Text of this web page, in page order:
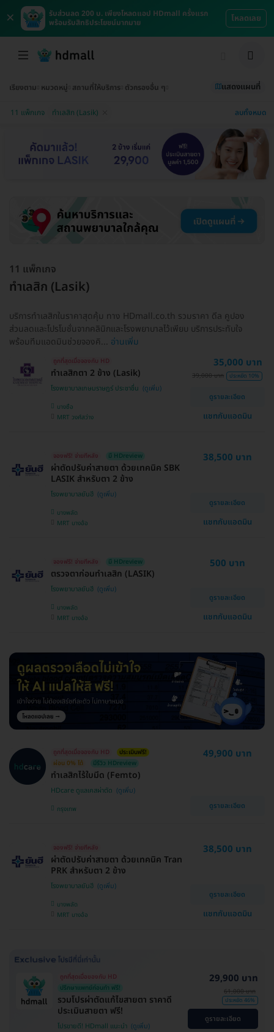
×
รับส่วนลด 200 บ. เพียงโหลดแอป HDmall ครั้งแรก
พร้อมรับสิทธิประโยชน์มากมาย
โหลดเลย
เรียงตาม หมวดหมู่ สถานที่ให้บริการ ตัวกรองอื่น ๆ แสดงแผนที่
11 แพ็กเกจ ทำเลสิก (Lasik) ลบทั้งหมด
11 แพ็กเกจ
ทำเลสิก (Lasik)
บริการทำเลสิกในราคาสุดคุ้ม ทาง HDmall.co.th รวมราคา ดีล คูปอง
ส่วนลดและโปรโมชั่นจากคลินิกและโรงพยาบาลไว้เพียบ บริการประทับใจ
พร้อมทีมแอดมินช่วยจองคิ... อ่านเพิ่ม
ถูกที่สุดเมื่อจองกับ HD
ทำเลสิกตา 2 ข้าง (Lasik)
โรงพยาบาลเกษมราษฎร์ ประชาชื่น
บางซื่อ
MRT วงศ์สว่าง
35,000 บาท
39,000 บาท ประหยัด 10%
ดูรายละเอียด
แชทกับแอดมิน
จองฟรี! จ่ายทีหลัง มี HDreview
ผ่าตัดปรับค่าสายตา ด้วยเทคนิค SBK
LASIK สำหรับตา 2 ข้าง
โรงพยาบาลยันฮี
บางพลัด
MRT บางอ้อ
38,500 บาท
ดูรายละเอียด
แชทกับแอดมิน
จองฟรี! จ่ายทีหลัง มี HDreview
ตรวจตาก่อนทำเลสิก (LASIK)
โรงพยาบาลยันฮี
บางพลัด
MRT บางอ้อ
500 บาท
ดูรายละเอียด
แชทกับแอดมิน
ถูกที่สุดเมื่อจองกับ HD
ประเมินฟรี!
ผ่อน 0% ได้
มีรีวิว HDreview
ทำเลสิกไร้ใบมีด (Femto)
HDcare ดูแลเคสผ่าตัด
กรุงเทพ
49,900 บาท
ดูรายละเอียด
จองฟรี! จ่ายทีหลัง
ผ่าตัดปรับค่าสายตา ด้วยเทคนิค Tran
PRK สำหรับตา 2 ข้าง
โรงพยาบาลยันฮี
บางพลัด
MRT บางอ้อ
38,500 บาท
ดูรายละเอียด
แชทกับแอดมิน
ถูกที่สุดเมื่อของกับ HD
ปรึกษาแพทย์ก่อนทำ ฟรี!
รวมโปรผ่าตัดแก้ไขสายตา ราคาดี
ประเมินสายตา ฟรี!
โปรขายดี! HDmall แนะนำ
29,900 บาท
61,000 บาท
ประหยัด 46%
ดูรายละเอียด